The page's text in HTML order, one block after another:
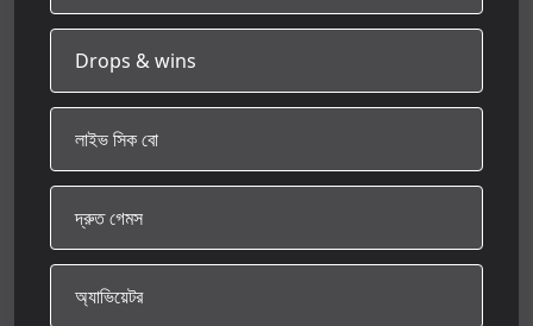
Drops & wins
লাইভ সিক বো
দ্রুত গেমস
অ্যাভিয়েটর